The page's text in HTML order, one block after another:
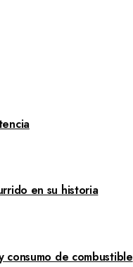
en su historia
consumo de combustible